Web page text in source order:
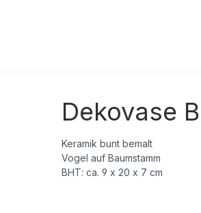
Dekovase
Keramik bunt bemalt
Vogel auf Baumstamm
BHT: ca. 9 x 20 x 7 cm